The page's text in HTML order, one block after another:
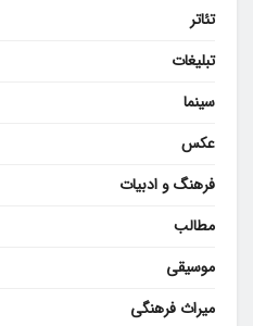
تئاتر
تبلیغات
سینما
عکس
فرهنگ و ادبیات
مطالب
موسیقی
میراث فرهنگی